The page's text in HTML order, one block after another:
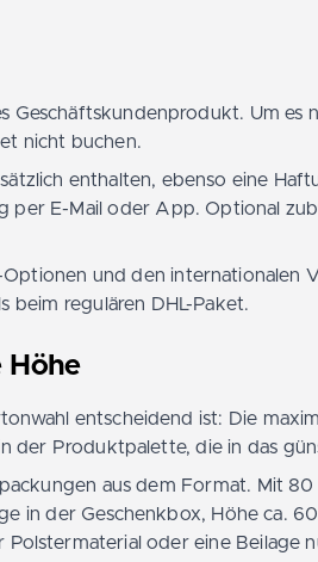
Geschäftskundenprodukt. Um es
nicht buchen.
enthalten, ebenso eine
E-Mail oder App. Optional
und den internationalen
beim regulären DHL-Paket.
Höhe
entscheidend ist: Die
der Produktpalette, die in das
aus dem Format. Mit 80
in der Geschenkbox, Höhe ca.
oder eine Beilage